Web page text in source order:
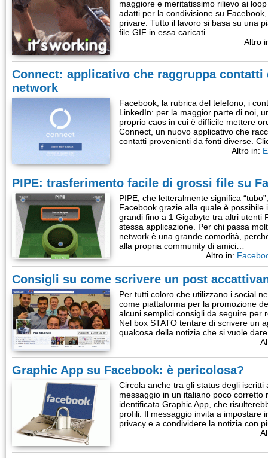
maggiore e meritatissimo rilievo ai
adatti per la condivisione su
privare. Tutto il lavoro si basa su una
file GIF in essa caricati…
Altro
Connect: applicativo che raggruppa contatti
network
Facebook, la rubrica del telefono, i
LinkedIn: per la maggior parte di noi,
proprio caos in cui è difficile mettere
Connect, un nuovo applicativo che
contatti provenienti da fonti diverse.
Altro in:
PIPE: trasferimento facile di grossi file su
PIPE, che letteralmente significa
Facebook grazie alla quale è
grandi fino a 1 Gigabyte tra altri utenti
stessa applicazione. Per chi passa
network è una grande comodità,
alla propria community di amici…
Altro in:
Consigli su come scrivere un post
Per tutti coloro che utilizzano i social
come piattaforma per la promozione
alcuni semplici consigli da seguire per
Nel box STATO tentare di scrivere un
qualcosa della notizia che si vuole
Graphic App su Facebook: è pericolosa?
Circola anche tra gli status degli iscritti
messaggio in un italiano poco corretto
identificata Graphic App, che
profili. Il messaggio invita a impostare
privacy e a condividere la notizia con